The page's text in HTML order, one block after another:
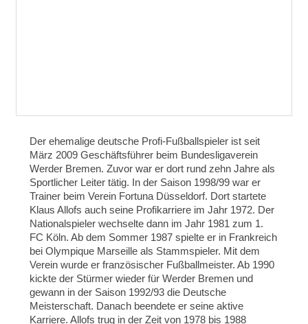
Der ehemalige deutsche Profi-Fußballspieler ist seit
März 2009 Geschäftsführer beim Bundesligaverein
Werder Bremen. Zuvor war er dort rund zehn Jahre als
Sportlicher Leiter tätig. In der Saison 1998/99 war er
Trainer beim Verein Fortuna Düsseldorf. Dort startete
Klaus Allofs auch seine Profikarriere im Jahr 1972. Der
Nationalspieler wechselte dann im Jahr 1981 zum 1.
FC Köln. Ab dem Sommer 1987 spielte er in Frankreich
bei Olympique Marseille als Stammspieler. Mit dem
Verein wurde er französischer Fußballmeister. Ab 1990
kickte der Stürmer wieder für Werder Bremen und
gewann in der Saison 1992/93 die Deutsche
Meisterschaft. Danach beendete er seine aktive
Karriere. Allofs trug in der Zeit von 1978 bis 1988